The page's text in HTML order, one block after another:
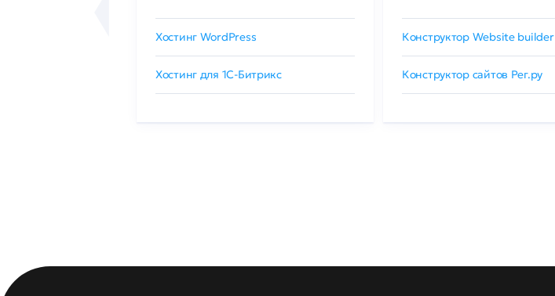
Хостинг WordPress
Хостинг для 1C-Битрикс
Конструктор Website builder
Конструктор сайтов Рег.ру